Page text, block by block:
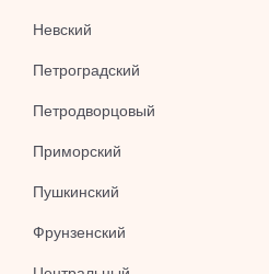
Невский
Петроградский
Петродворцовый
Приморский
Пушкинский
Фрунзенский